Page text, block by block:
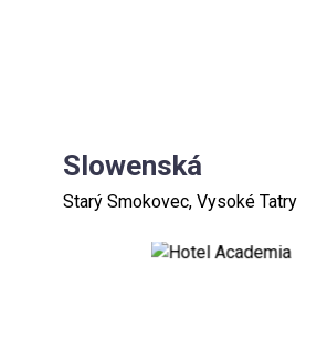
Slowenská
Starý Smokovec, Vysoké Tatry